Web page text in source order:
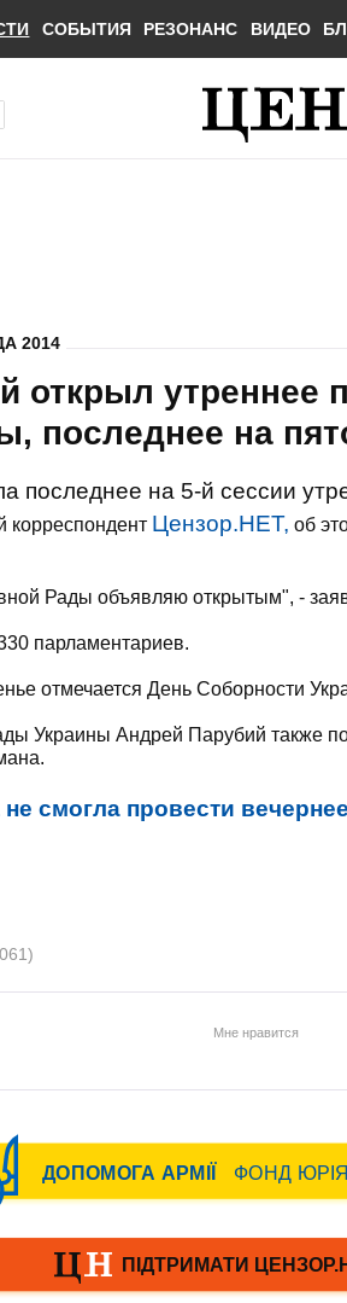
СОБЫТИЯ РЕЗОНАНС ВИДЕО
2014
открыл утреннее
последнее на
последнее на 5-й сессии
корреспондент Цензор.НЕТ, об
Рады объявляю открытым", -
парламентариев.
отмечается День Соборности
Украины Андрей Парубий также
смогла провести
Мне нравится